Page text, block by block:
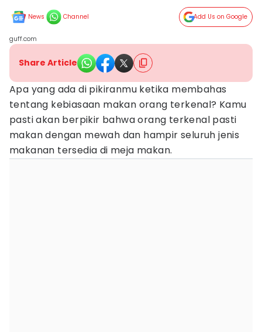
News Channel Add Us on Google
guff.com
Share Article
Apa yang ada di pikiranmu ketika membahas
tentang kebiasaan makan orang terkenal? Kamu
pasti akan berpikir bahwa orang terkenal pasti
makan dengan mewah dan hampir seluruh jenis
makanan tersedia di meja makan.